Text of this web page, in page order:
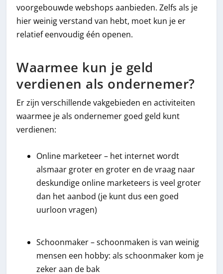
voorgebouwde webshops aanbieden. Zelfs als je
hier weinig verstand van hebt, moet kun je er
relatief eenvoudig één openen.
Waarmee kun je geld
verdienen als ondernemer?
Er zijn verschillende vakgebieden en activiteiten
waarmee je als ondernemer goed geld kunt
verdienen:
Online marketeer – het internet wordt
alsmaar groter en groter en de vraag naar
deskundige online marketeers is veel groter
dan het aanbod (je kunt dus een goed
uurloon vragen)
Schoonmaker – schoonmaken is van weinig
mensen een hobby: als schoonmaker kom je
zeker aan de bak